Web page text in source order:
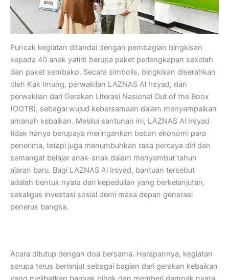
Puncak kegiatan ditandai dengan pembagian bingkisan
kepada 40 anak yatim berupa paket perlengkapan sekolah
dan paket sembako. Secara simbolis, bingkisan diserahkan
oleh Kak Imung, perwakilan LAZNAS Al Irsyad, dan
perwakilan dari Gerakan Literasi Nasional Out of the Boox
(OOTB), sebagai wujud kebersamaan dalam menyampaikan
amanah kebaikan. Melalui santunan ini, LAZNAS Al Irsyad
tidak hanya berupaya meringankan beban ekonomi para
penerima, tetapi juga menumbuhkan rasa percaya diri dan
semangat belajar anak-anak dalam menyambut tahun
ajaran baru. Bagi LAZNAS Al Irsyad, bantuan tersebut
adalah bentuk nyata dari kepedulian yang berkelanjutan,
sekaligus investasi sosial demi masa depan generasi
penerus bangsa.
Acara ditutup dengan doa bersama. Harapannya, kegiatan
serupa terus berlanjut sebagai bagian dari gerakan kebaikan